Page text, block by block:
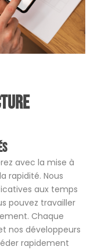
avec la mise à
rapidité. Nous
aux temps
pouvez travailler
Chaque
nos développeurs
rapidement